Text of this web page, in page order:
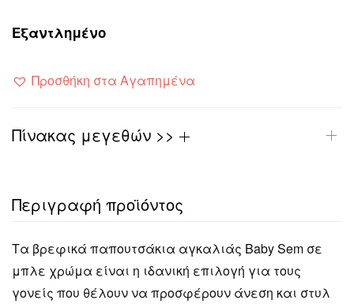
Εξαντλημένο
Προσθήκη στα Αγαπημένα
Πίνακας μεγεθών >>
Περιγραφή προϊόντος
Τα βρεφικά παπουτσάκια αγκαλιάς Baby Sem σε
μπλε χρώμα είναι η ιδανική επιλογή για τους
γονείς που θέλουν να προσφέρουν άνεση και στυλ